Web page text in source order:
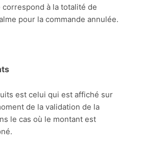
à la totalité de
pour la commande annulée.
est celui qui est affiché sur
de la validation de la
le cas où le montant est